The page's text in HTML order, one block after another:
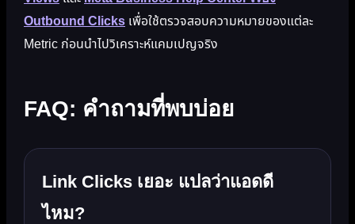
Outbound Clicks เพื่อใช้ตรวจสอบความหมายของแต่ละ
Metric ก่อนนำไปวิเคราะห์แคมเปญจริง
FAQ: คำถามที่พบบ่อย
Link Clicks เยอะ แปลว่าแอดดี
ไหม?